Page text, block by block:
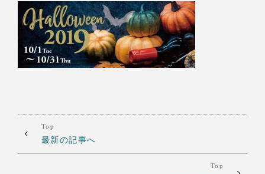
Top
最新の記事へ
Top